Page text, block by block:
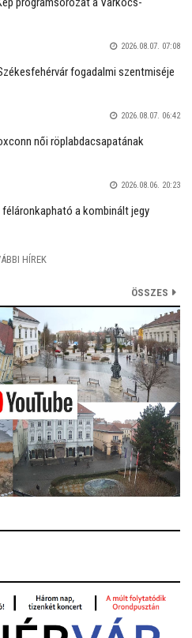
2026.08.07. 07:08
fogadalmi szentmiséje
2026.08.07. 06:42
női röplabdacsapatának
2026.08.06. 20:23
a kombinált jegy
HÍREK
ÖSSZES